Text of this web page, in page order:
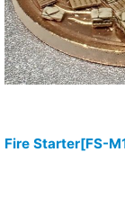
Fire Starter[FS-